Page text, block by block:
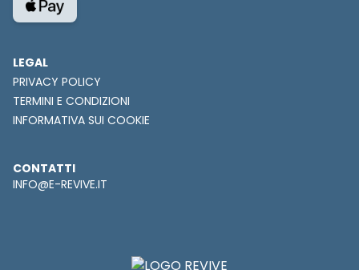
LEGAL
PRIVACY POLICY
TERMINI E CONDIZIONI
INFORMATIVA SUI COOKIE
CONTATTI
INFO@E-REVIVE.IT